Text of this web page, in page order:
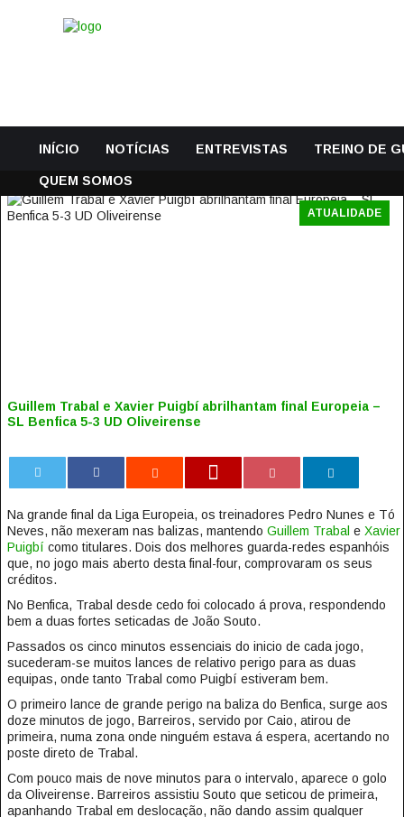
INÍCIO NOTÍCIAS ENTREVISTAS TREINO DE
QUEM SOMOS
ATUALIDADE
Guillem Trabal e Xavier Puigbí abrilhantam final Europeia –
SL Benfica 5-3 UD Oliveirense
Na grande final da Liga Europeia, os treinadores Pedro Nunes e Tó
Neves, não mexeram nas balizas, mantendo Guillem Trabal e Xavier
Puigbí como titulares. Dois dos melhores guarda-redes espanhóis
que, no jogo mais aberto desta final-four, comprovaram os seus
créditos.
No Benfica, Trabal desde cedo foi colocado á prova, respondendo
bem a duas fortes seticadas de João Souto.
Passados os cinco minutos essenciais do inicio de cada jogo,
sucederam-se muitos lances de relativo perigo para as duas
equipas, onde tanto Trabal como Puigbí estiveram bem.
O primeiro lance de grande perigo na baliza do Benfica, surge aos
doze minutos de jogo, Barreiros, servido por Caio, atirou de
primeira, numa zona onde ninguém estava á espera, acertando no
poste direto de Trabal.
Com pouco mais de nove minutos para o intervalo, aparece o golo
da Oliveirense. Barreiros assistiu Souto que seticou de primeira,
apanhando Trabal em deslocação, não dando assim qualquer